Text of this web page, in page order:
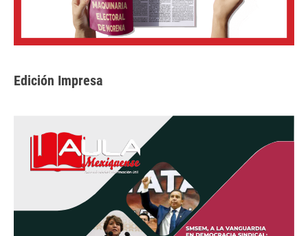
Edición Impresa